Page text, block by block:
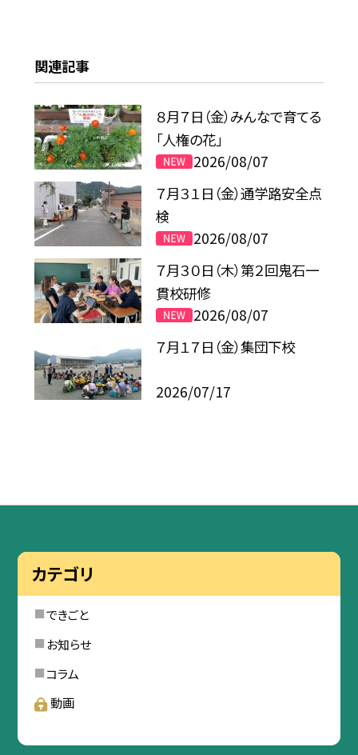
関連記事
８月７日（金）みんなで育てる
「人権の花」
2026/08/07
７月３１日（金）通学路安全点
検
2026/08/07
７月３０日（木）第２回鬼石一
貫校研修
2026/08/07
７月１７日（金）集団下校
2026/07/17
カテゴリ
できごと
お知らせ
コラム
動画